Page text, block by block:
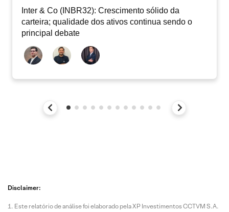
Inter & Co (INBR32): Crescimento sólido da
carteira; qualidade dos ativos continua sendo o
principal debate
Disclaimer:
Este relatório de análise foi elaborado pela XP Investimentos CCTVM S.A.